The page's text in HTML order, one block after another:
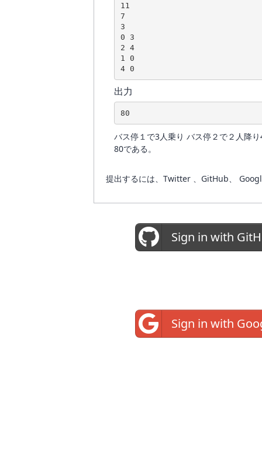
11
7
3
0 3
2 4
1 0
出力
バス停１で3人乗り バス停２で２人降
80である。
提出するには、Twitter 、GitHub、
Sign in with
Sign in with